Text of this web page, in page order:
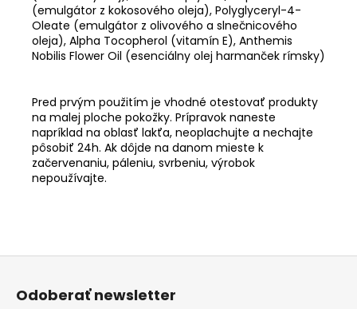
(emulgátor z kokosového oleja), Polyglyceryl-4-
Oleate (emulgátor z olivového a slnečnicového
oleja), Alpha Tocopherol (vitamín E), Anthemis
Nobilis Flower Oil (esenciálny olej harmanček rímsky)
Pred prvým použitím je vhodné otestovať produkty
na malej ploche pokožky. Prípravok naneste
napríklad na oblasť lakťa, neoplachujte a nechajte
pôsobiť 24h. Ak dôjde na danom mieste k
začervenaniu, páleniu, svrbeniu, výrobok
nepoužívajte.
Z
Odoberať newsletter